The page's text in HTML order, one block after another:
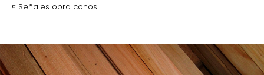
¤ Señales obra conos